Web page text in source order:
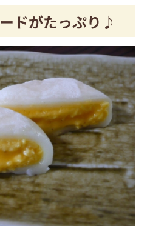
ドがたっぷり♪